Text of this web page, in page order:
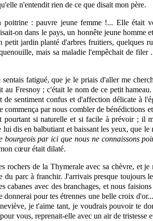
n'entendit rien de ce que disait mon père.
: pauvre jeune femme !... Elle était
on dans le pays, un honnête jeune
jardin planté d'arbres fruitiers, quelques
maissa maladie l'empêchait de filer
fatigué, que je le priais d'aller me
Fresnoy ; c'était le nom de ce petit
de sentiment confus et d'affection délicate à
par nous combler de bénédictions
si naturelle et si facile à prévoir ; il
dis en balbutiant et baissant les yeux, que
bourgeois par ici que nous ne connaissons
cœur était dilaté.
rochers de la Thymerale avec sa chèvre, et
parc à franchir. J'arrivais presque toujours
cabanes avec des branchages, et nous
donnerai pour tes étrennes une belle croix
je t'aime tant, je voudrais pouvoir te
vous, reprenait-elle avec un air de tristesse